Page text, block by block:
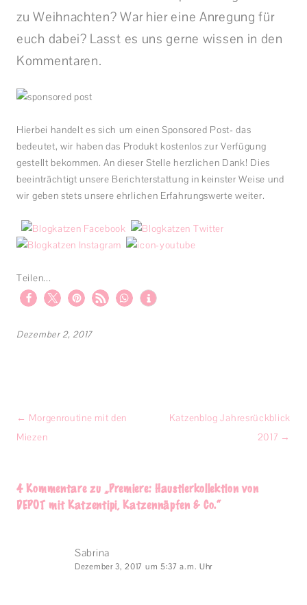
zu Weihnachten? War hier eine Anregung für
euch dabei? Lasst es uns gerne wissen in den
Kommentaren.
Hierbei handelt es sich um einen Sponsored Post- das
bedeutet, wir haben das Produkt kostenlos zur Verfügung
gestellt bekommen. An dieser Stelle herzlichen Dank! Dies
beeinträchtigt unsere Berichterstattung in keinster Weise und
wir geben stets unsere ehrlichen Erfahrungswerte weiter.
Teilen...
Dezember 2, 2017
Beitragsnavigation
← Morgenroutine mit den
Miezen
Katzenblog Jahresrückblick
2017 →
4 Kommentare zu „Premiere: Haustierkollektion von
DEPOT mit Katzentipi, Katzennäpfen & Co.“
Sabrina
Dezember 3, 2017 um 5:37 a.m. Uhr